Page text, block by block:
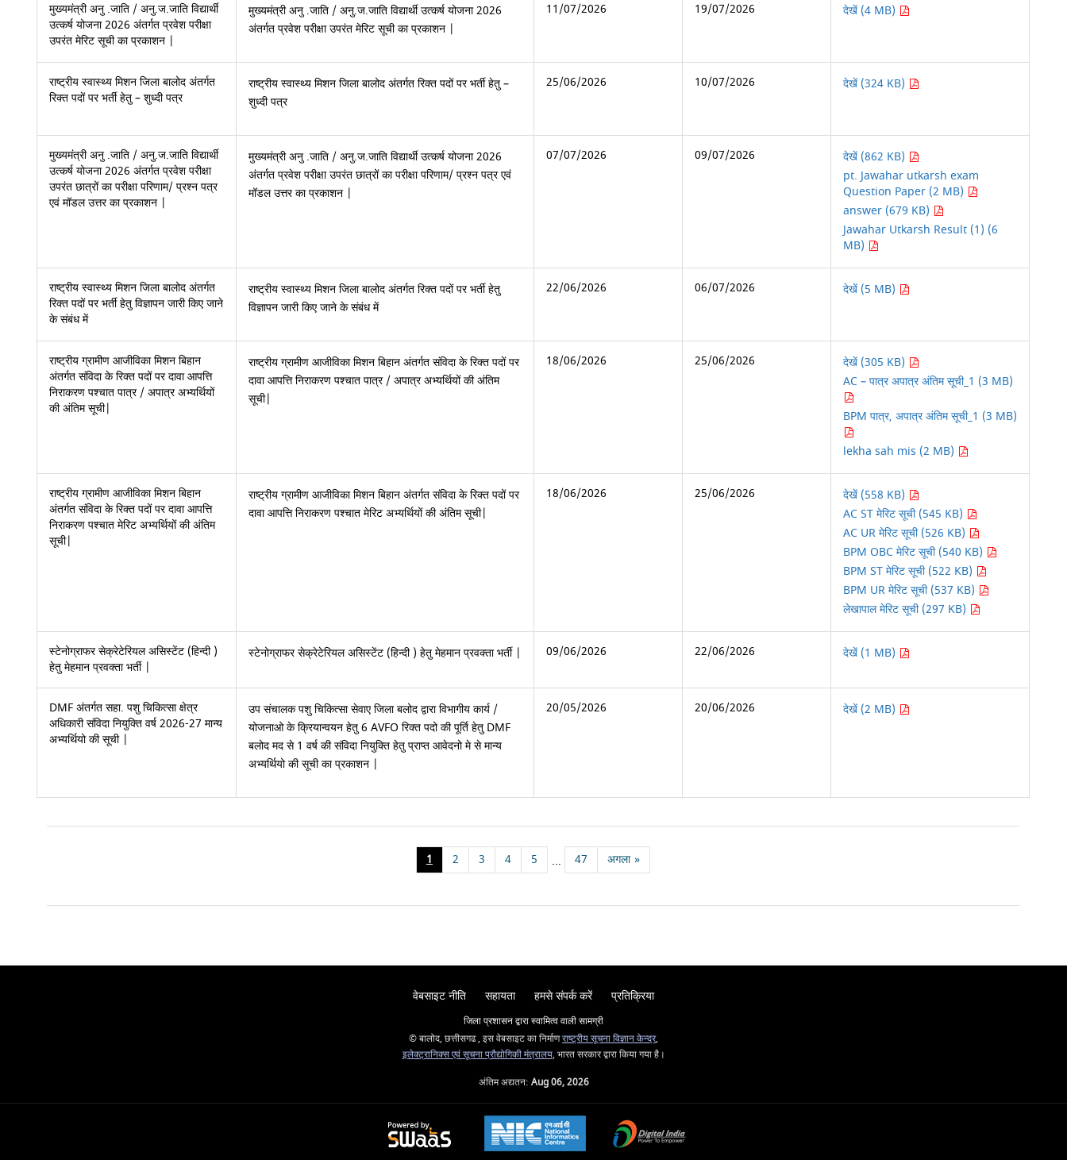
मुख्यमंत्री अनु .जाति / अनु.ज.जाति विद्यार्थी
उत्कर्ष योजना 2026 अंतर्गत प्रवेश परीक्षा
उपरंत मेरिट सूची का प्रकाशन |
मुख्यमंत्री अनु .जाति / अनु.ज.जाति विद्यार्थी उत्कर्ष योजना 2026
अंतर्गत प्रवेश परीक्षा उपरंत मेरिट सूची का प्रकाशन |
11/07/2026 19/07/2026 देखें (4 MB)
राष्ट्रीय स्वास्थ्य मिशन जिला बालोद अंतर्गत
रिक्त पदों पर भर्ती हेतु – शुध्दी पत्र
राष्ट्रीय स्वास्थ्य मिशन जिला बालोद अंतर्गत रिक्त पदों पर भर्ती हेतु –
शुध्दी पत्र
25/06/2026 10/07/2026 देखें (324 KB)
मुख्यमंत्री अनु .जाति / अनु.ज.जाति विद्यार्थी
उत्कर्ष योजना 2026 अंतर्गत प्रवेश परीक्षा
उपरंत छात्रों का परीक्षा परिणाम/ प्रश्न पत्र
एवं मॉडल उत्तर का प्रकाशन |
मुख्यमंत्री अनु .जाति / अनु.ज.जाति विद्यार्थी उत्कर्ष योजना 2026
अंतर्गत प्रवेश परीक्षा उपरंत छात्रों का परीक्षा परिणाम/ प्रश्न पत्र एवं
मॉडल उत्तर का प्रकाशन |
07/07/2026 09/07/2026
देखें (862 KB)
pt. Jawahar utkarsh exam
Question Paper (2 MB)
answer (679 KB)
Jawahar Utkarsh Result (1) (6
MB)
राष्ट्रीय स्वास्थ्य मिशन जिला बालोद अंतर्गत
रिक्त पदों पर भर्ती हेतु विज्ञापन जारी किए जाने
के संबंध में
राष्ट्रीय स्वास्थ्य मिशन जिला बालोद अंतर्गत रिक्त पदों पर भर्ती हेतु
विज्ञापन जारी किए जाने के संबंध में
22/06/2026 06/07/2026 देखें (5 MB)
राष्ट्रीय ग्रामीण आजीविका मिशन बिहान
अंतर्गत संविदा के रिक्त पदों पर दावा आपत्ति
निराकरण पश्चात पात्र / अपात्र अभ्यर्थियों
की अंतिम सूची|
राष्ट्रीय ग्रामीण आजीविका मिशन बिहान अंतर्गत संविदा के रिक्त पदों पर
दावा आपत्ति निराकरण पश्चात पात्र / अपात्र अभ्यर्थियों की अंतिम
सूची|
18/06/2026 25/06/2026
देखें (305 KB)
AC – पात्र अपात्र अंतिम सूची_1 (3 MB)
BPM पात्र, अपात्र अंतिम सूची_1 (3 MB)
lekha sah mis (2 MB)
राष्ट्रीय ग्रामीण आजीविका मिशन बिहान
अंतर्गत संविदा के रिक्त पदों पर दावा आपत्ति
निराकरण पश्चात मेरिट अभ्यर्थियों की अंतिम
सूची|
राष्ट्रीय ग्रामीण आजीविका मिशन बिहान अंतर्गत संविदा के रिक्त पदों पर
दावा आपत्ति निराकरण पश्चात मेरिट अभ्यर्थियों की अंतिम सूची|
18/06/2026 25/06/2026
देखें (558 KB)
AC ST मेरिट सूची (545 KB)
AC UR मेरिट सूची (526 KB)
BPM OBC मेरिट सूची (540 KB)
BPM ST मेरिट सूची (522 KB)
BPM UR मेरिट सूची (537 KB)
लेखापाल मेरिट सूची (297 KB)
स्टेनोग्राफर सेक्रेटेरियल असिस्टेंट (हिन्दी )
हेतु मेहमान प्रवक्ता भर्ती |
स्टेनोग्राफर सेक्रेटेरियल असिस्टेंट (हिन्दी ) हेतु मेहमान प्रवक्ता भर्ती | 09/06/2026 22/06/2026 देखें (1 MB)
DMF अंतर्गत सहा. पशु चिकित्सा क्षेत्र
अधिकारी संविदा नियुक्ति वर्ष 2026-27 मान्य
अभ्यर्थियो की सूची |
उप संचालक पशु चिकित्सा सेवाए जिला बलोद द्वारा विभागीय कार्य /
योजनाओ के क्रियान्वयन हेतु 6 AVFO रिक्त पदो की पूर्ति हेतु DMF
बलोद मद से 1 वर्ष की संविदा नियुक्ति हेतु प्राप्त आवेदनो मे से मान्य
अभ्यर्थियो की सूची का प्रकाशन |
20/05/2026 20/06/2026 देखें (2 MB)
1 2 3 4 5 ... 47 अगला »
वेबसाइट नीति सहायता हमसे संपर्क करें प्रतिक्रिया
जिला प्रशासन द्वारा स्वामित्व वाली सामग्री
© बालोद, छत्तीसगढ , इस वेबसाइट का निर्माणराष्ट्रीय सूचना विज्ञान केन्द्र,
इलेक्ट्रानिक्स एवं सूचना प्रौद्योगिकी मंत्रालय, भारत सरकार द्वारा किया गया है।
अंतिम अद्यतन: Aug 06, 2026